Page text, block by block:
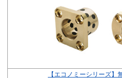
【エコノミーシリーズ】